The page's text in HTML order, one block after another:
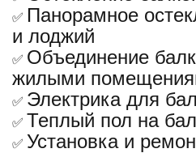
✅ Панорамное
и лоджий
✅ Объединение
жилыми
✅ Электрика для
✅ Теплый пол на
✅ Установка и